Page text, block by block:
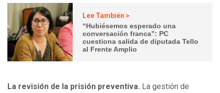
Lee También >
“Hubiésemos esperado una
conversación franca”: PC
cuestiona salida de diputada Tello
al Frente Amplio
La revisión de la prisión preventiva. La gestión de